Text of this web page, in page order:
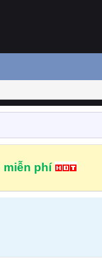
miễn phí